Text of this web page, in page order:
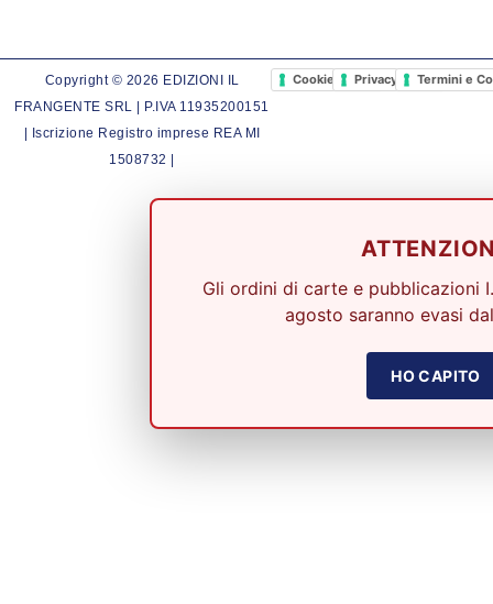
Copyright © 2026 EDIZIONI IL
FRANGENTE SRL | P.IVA 11935200151
| Iscrizione Registro imprese REA MI
1508732 |
Cookie PolicyPrivacy PolicyTermini e
Gli ordini di carte e pubblicazioni
agosto saranno evasi
HO CAPITO